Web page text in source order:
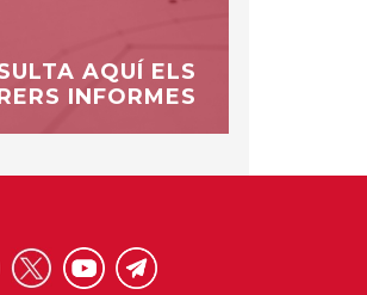
AQUÍ ELS
INFORMES